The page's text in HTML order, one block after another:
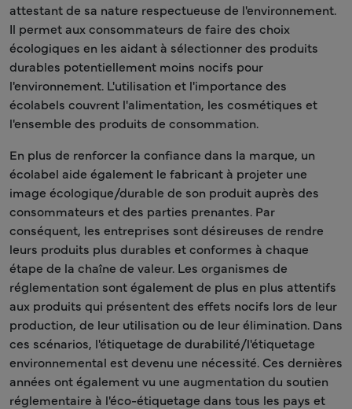
attestant de sa nature respectueuse de l'environnement.
Il permet aux consommateurs de faire des choix
écologiques en les aidant à sélectionner des produits
durables potentiellement moins nocifs pour
l'environnement. L'utilisation et l'importance des
écolabels couvrent l'alimentation, les cosmétiques et
l'ensemble des produits de consommation.
En plus de renforcer la confiance dans la marque, un
écolabel aide également le fabricant à projeter une
image écologique/durable de son produit auprès des
consommateurs et des parties prenantes. Par
conséquent, les entreprises sont désireuses de rendre
leurs produits plus durables et conformes à chaque
étape de la chaîne de valeur. Les organismes de
réglementation sont également de plus en plus attentifs
aux produits qui présentent des effets nocifs lors de leur
production, de leur utilisation ou de leur élimination. Dans
ces scénarios, l'étiquetage de durabilité/l'étiquetage
environnemental est devenu une nécessité. Ces dernières
années ont également vu une augmentation du soutien
réglementaire à l'éco-étiquetage dans tous les pays et